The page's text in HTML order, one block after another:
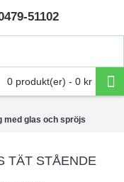
51102
0 produkt(er) - 0 kr
med glas och spröjs
TÄT STÅENDE